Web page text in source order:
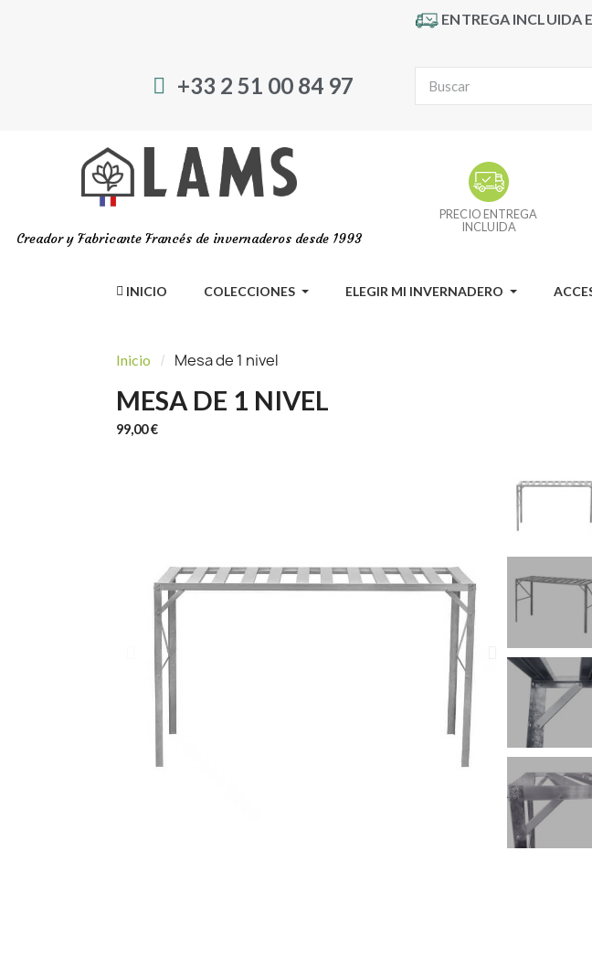
ENTREGA INCLUIDA
+33 2 51 00 84 97
Creador y Fabricante Francés de invernaderos desde 1993
PRECIO ENTREGA
INCLUIDA
INICIO COLECCIONES ELEGIR MI INVERNADERO
Inicio Mesa de 1 nivel
MESA DE 1 NIVEL
99,00 €